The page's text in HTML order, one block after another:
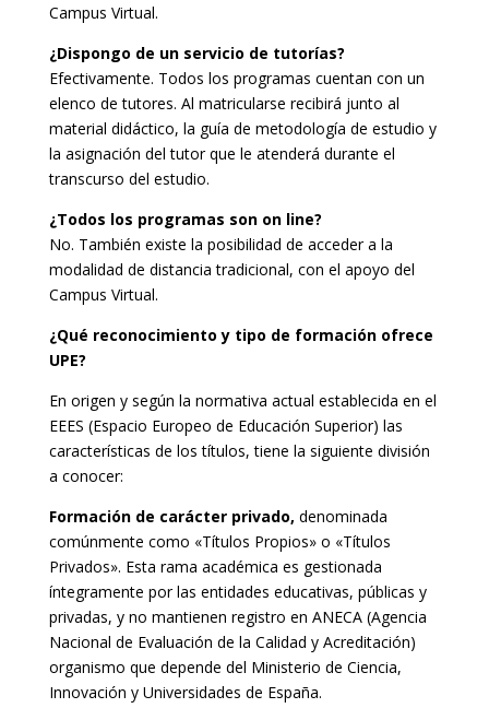
Campus Virtual.
¿Dispongo de un servicio de tutorías?
Efectivamente. Todos los programas cuentan con un
elenco de tutores. Al matricularse recibirá junto al
material didáctico, la guía de metodología de estudio y
la asignación del tutor que le atenderá durante el
transcurso del estudio.
¿Todos los programas son on line?
No. También existe la posibilidad de acceder a la
modalidad de distancia tradicional, con el apoyo del
Campus Virtual.
¿Qué reconocimiento y tipo de formación ofrece
UPE?
En origen y según la normativa actual establecida en el
EEES (Espacio Europeo de Educación Superior) las
características de los títulos, tiene la siguiente división
a conocer:
Formación de carácter privado, denominada
comúnmente como «Títulos Propios» o «Títulos
Privados». Esta rama académica es gestionada
íntegramente por las entidades educativas, públicas y
privadas, y no mantienen registro en ANECA (Agencia
Nacional de Evaluación de la Calidad y Acreditación)
organismo que depende del Ministerio de Ciencia,
Innovación y Universidades de España.